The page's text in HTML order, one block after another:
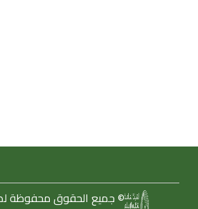
جميع الحقوق محفوظة2023 ©